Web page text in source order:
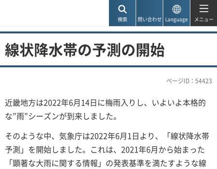
検索 問い合わせ Language メニュー
線状降水帯の予測の開始
ページID：54423
近畿地方は2022年6月14日に梅雨入りし、いよいよ本格的
な”雨”シーズンが到来しました。
そのような中、気象庁は2022年6月1日より、「線状降水帯
予測」を開始しました。これは、2021年6月から始まった
「顕著な大雨に関する情報」の発表基準を満たすような線